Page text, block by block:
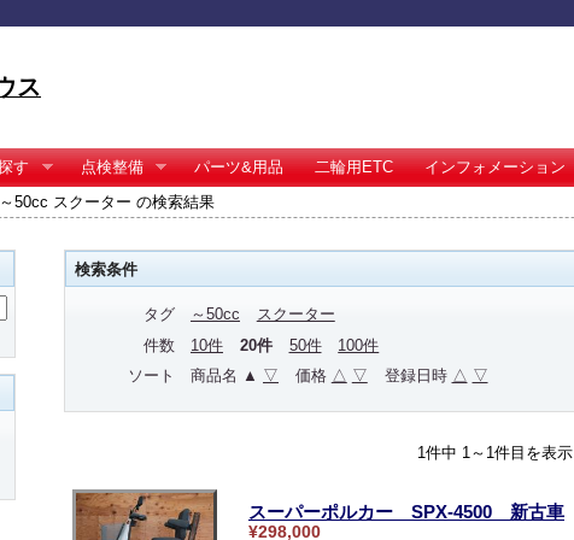
ス
す 点検整備 パーツ&用品 二輪用ETC インフォメーション
50cc スクーター の検索結果
検索条件
タグ ～50cc
スクーター
件数
10件 20件 50件
100件
ソート
商品名 ▲ ▽ 価格 △ ▽ 登録日時 △ ▽
1件中 1～1件目を表示
スーパーポルカー SPX-4500 新古車
¥298,000